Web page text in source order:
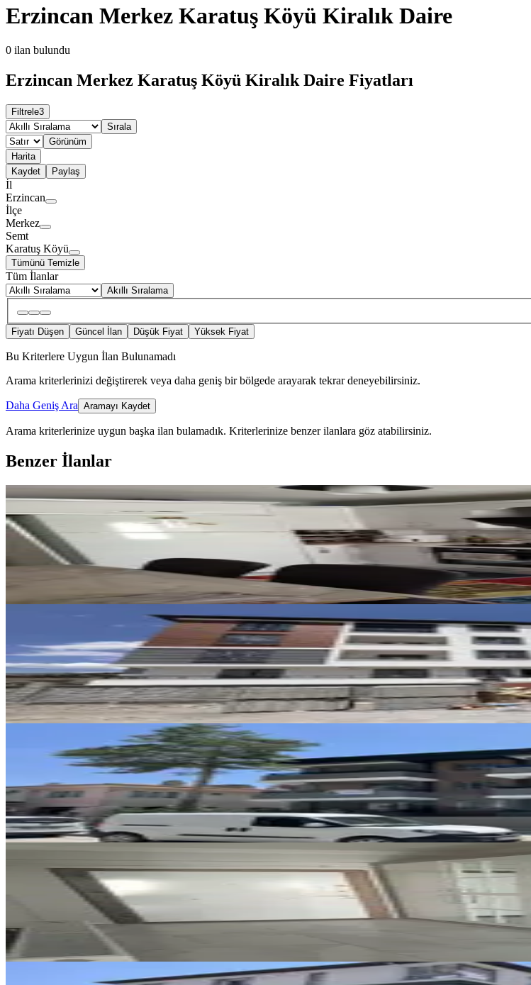
Erzincan Merkez Karatuş Köyü Kiralık Daire
0 ilan bulundu
Erzincan Merkez Karatuş Köyü Kiralık Daire Fiyatları
Filtrele3
Sırala
Görünüm
Harita
Kaydet
Paylaş
İl
Erzincan
İlçe
Merkez
Semt
Karatuş Köyü
Tümünü Temizle
Tüm İlanlar
Akıllı Sıralama
Fiyatı Düşen Güncel İlan Düşük Fiyat Yüksek Fiyat
Bu Kriterlere Uygun İlan Bulunamadı
Arama kriterlerinizi değiştirerek veya daha geniş bir bölgede arayarak tekrar deneyebilirsiniz.
Daha Geniş Ara Aramayı Kaydet
Arama kriterlerinize uygun başka ilan bulamadık. Kriterlerinize benzer ilanlara göz atabilirsiniz.
Benzer İlanlar
YENİ
Temiz Bakımlı Daire
Merkez, Mimar Sinan Mahallesi
·130 m²·Kot 1·06.08.2026
Remax Dem'den Cumhuriyet Mah. 2+1 Kiralık Daire
Merkez, Başbağlar Mahallesi
2+1·90 m²·1. Kat·04.08.2026
19.500 ₺
Remax Dem'den Halitpaşa Mah. 1+1 Kiralık Daire
Merkez, Halitpaşa Mahallesi
1+1·65 m²·2. Kat· 04.08.2026
16.500 ₺
4,5+1 Temiz Lüks Daire
Merkez, Demirkent Mahallesi
4.5+1·